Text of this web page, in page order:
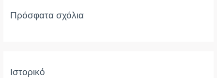
Πρόσφατα σχόλια
Ιστορικό